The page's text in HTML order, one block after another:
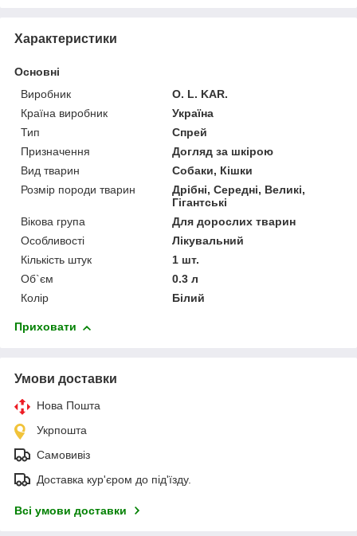
Характеристики
Основні
Виробник
O. L. KAR.
Країна виробник
Україна
Тип
Спрей
Призначення
Догляд за шкірою
Вид тварин
Собаки, Кішки
Розмір породи тварин
Дрібні, Середні, Великі,
Гігантські
Вікова група
Для дорослих тварин
Особливості
Лікувальний
Кількість штук
1 шт.
Об`єм
0.3 л
Колір
Білий
Приховати
Умови доставки
Нова Пошта
Укрпошта
Самовивіз
Доставка кур'єром до під'їзду.
Всі умови доставки